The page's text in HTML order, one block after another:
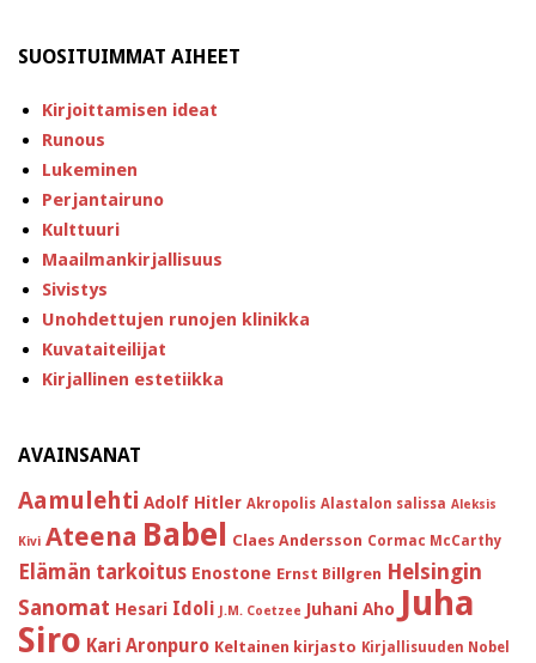
SUOSITUIMMAT AIHEET
Kirjoittamisen ideat
Runous
Lukeminen
Perjantairuno
Kulttuuri
Maailmankirjallisuus
Sivistys
Unohdettujen runojen klinikka
Kuvataiteilijat
Kirjallinen estetiikka
AVAINSANAT
Aamulehti Adolf Hitler Akropolis Alastalon salissa Aleksis
Kivi Ateena Babel Claes Andersson Cormac McCarthy
Elämän tarkoitus Enostone Ernst Billgren Helsingin
Sanomat Hesari Idoli J.M. Coetzee Juhani Aho Juha
Siro Kari Aronpuro Keltainen kirjasto Kirjallisuuden Nobel